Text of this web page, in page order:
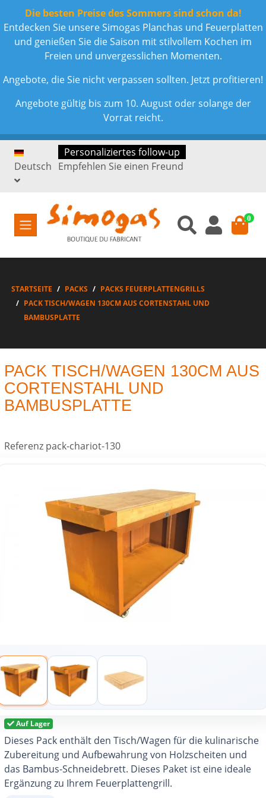
Die besten Preise des Sommers sind schon da!
Entdecken Sie unsere Simogas Planchas und Feuerplatten
und genießen Sie die Saison mit stilvollem Kochen im
Freien und unvergesslichen Momenten.
Angebote, die Sie nicht verpassen sollten. Jetzt profitieren!
Angebote gültig bis zum 10. August oder solange der
Vorrat reicht.
Deutsch
Personaliziertes follow-up
Empfehlen Sie einen Freund
0
STARTSEITE PACKS
PACKS FEUERPLATTENGRILLS
PACK TISCH/WAGEN 130CM AUS CORTENSTAHL UND
BAMBUSPLATTE
PACK TISCH/WAGEN 130CM AUS
CORTENSTAHL UND
BAMBUSPLATTE
Referenz pack-chariot-130
Auf Lager
Dieses Pack enthält den Tisch/Wagen für die kulinarische
Zubereitung und Aufbewahrung von Holzscheiten und
das Bambus-Schneidebrett. Dieses Paket ist eine ideale
Ergänzung zu Ihrem Feuerplattengrill.